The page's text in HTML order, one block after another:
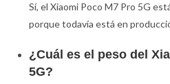
Sí, el Xiaomi Poco M7 Pro 5G
porque todavía está en
¿Cuál es el peso del
5G?